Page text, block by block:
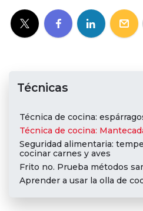
Técnicas
Técnica de cocina:
Técnica de cocina:
Seguridad alimentaria:
cocinar carnes y aves
Frito no. Prueba métodos
Aprender a usar la olla de